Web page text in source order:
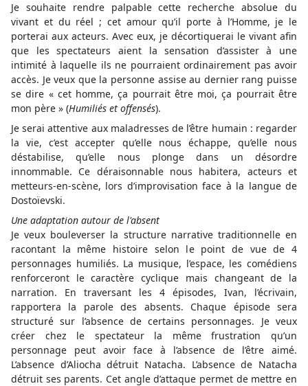
Je souhaite rendre palpable cette recherche absolue du
vivant et du réel ; cet amour qu’il porte à l’Homme, je le
porterai aux acteurs. Avec eux, je décortiquerai le vivant afin
que les spectateurs aient la sensation d’assister à une
intimité à laquelle ils ne pourraient ordinairement pas avoir
accès. Je veux que la personne assise au dernier rang puisse
se dire « cet homme, ça pourrait être moi, ça pourrait être
mon père » (Humiliés et offensés).
Je serai attentive aux maladresses de l’être humain : regarder
la vie, c’est accepter qu’elle nous échappe, qu’elle nous
déstabilise, qu’elle nous plonge dans un désordre
innommable. Ce déraisonnable nous habitera, acteurs et
metteurs-en-scène, lors d’improvisation face à la langue de
Dostoïevski.
Une adaptation autour de l'absent
Je veux bouleverser la structure narrative traditionnelle en
racontant la même histoire selon le point de vue de 4
personnages humiliés. La musique, l’espace, les comédiens
renforceront le caractère cyclique mais changeant de la
narration. En traversant les 4 épisodes, Ivan, l’écrivain,
rapportera la parole des absents. Chaque épisode sera
structuré sur l’absence de certains personnages. Je veux
créer chez le spectateur la même frustration qu’un
personnage peut avoir face à l’absence de l’être aimé.
L’absence d’Aliocha détruit Natacha. L’absence de Natacha
détruit ses parents. Cet angle d’attaque permet de mettre en